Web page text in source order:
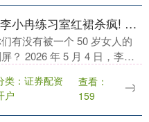
万宝优配 李小冉练习室红裙杀疯! 50岁冷白皮自带柔光，这才是真女神
有没有被一个 50 岁女人的
？ 2026 年 5 月 4 日，李小
》三公练习室的一段路
网沸腾了。 一件简....
类：证券配资
户
查看：
159